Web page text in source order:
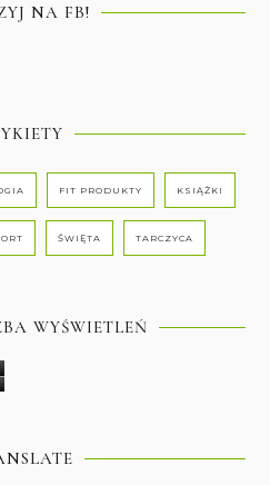
NA FB!
FIT PRODUKTY KSIĄŻKI
ŚWIĘTA TARCZYCA
WYŚWIETLEŃ